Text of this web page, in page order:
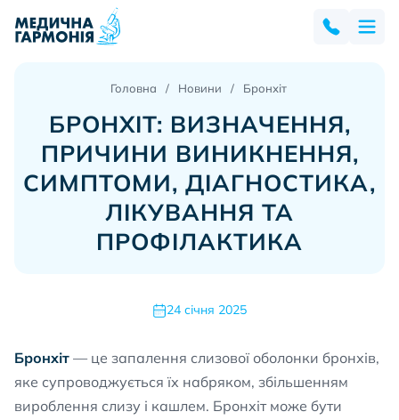
Головна Новини Бронхіт
БРОНХІТ: ВИЗНАЧЕННЯ,
ПРИЧИНИ ВИНИКНЕННЯ,
СИМПТОМИ, ДІАГНОСТИКА,
ЛІКУВАННЯ ТА
ПРОФІЛАКТИКА
24 січня 2025
Бронхіт — це запалення слизової оболонки бронхів,
яке супроводжується їх набряком, збільшенням
вироблення слизу і кашлем. Бронхіт може бути